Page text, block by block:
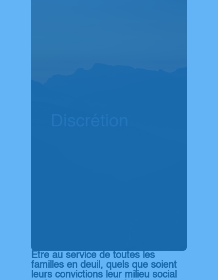
Etre au service de toutes les
familles en deuil, quels que soient
leurs convictions leur milieu social